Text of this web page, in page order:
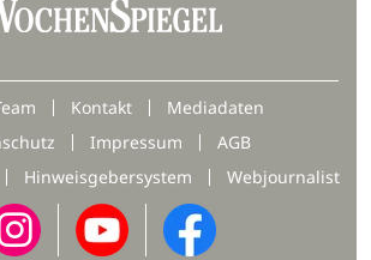
Kontakt
Mediadaten
Impressum
AGB
Hinweisgebersystem Webjournalist